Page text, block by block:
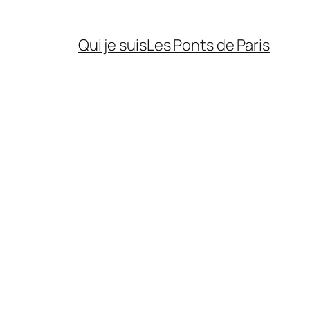
Qui je suisLes Ponts de Paris